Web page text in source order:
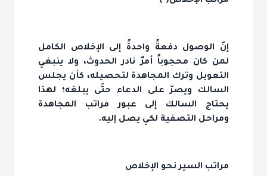
إنّ الوصول دفعةً واحدةً إلى الإخلاص الكامل
لمن كان محجوباً أمرٌ نادر الحدوث، ولا ينبغي
التعويل وترك المجاهدة لتحصيله، كأن يجلس
السالك ويصرّ على الدعاء حتّى يبلغه؛ لهذا
يحتاج السالك إلى عبور مراتب المجاهدة
ومراحل التصفية لكي يصل إليه.
مراتب السير نحو الإخلاص